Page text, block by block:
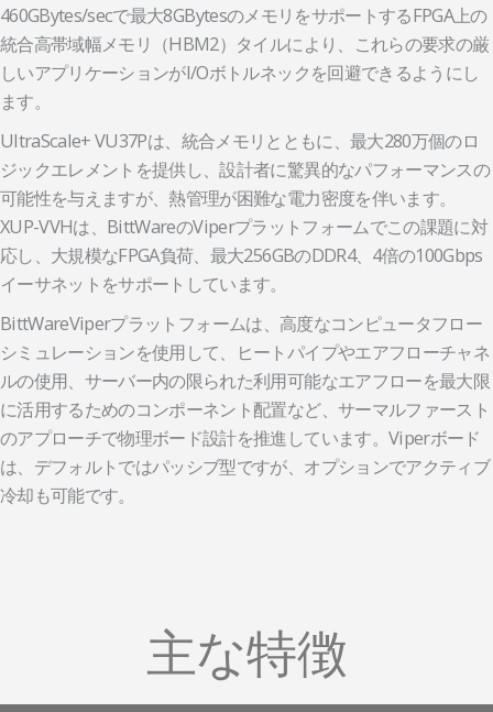
460GBytes/secで最大8GBytesのメモリをサポートするFPGA上の
統合高帯域幅メモリ（HBM2）タイルにより、これらの要求の厳
しいアプリケーションがI/Oボトルネックを回避できるようにし
ます。
UltraScale+ VU37Pは、統合メモリとともに、最大280万個のロ
ジックエレメントを提供し、設計者に驚異的なパフォーマンスの
可能性を与えますが、熱管理が困難な電力密度を伴います。
XUP-VVHは、BittWareのViperプラットフォームでこの課題に対
応し、大規模なFPGA負荷、最大256GBのDDR4、4倍の100Gbps
イーサネットをサポートしています。
BittWareViperプラットフォームは、高度なコンピュータフロー
シミュレーションを使用して、ヒートパイプやエアフローチャネ
ルの使用、サーバー内の限られた利用可能なエアフローを最大限
に活用するためのコンポーネント配置など、サーマルファースト
のアプローチで物理ボード設計を推進しています。Viperボード
は、デフォルトではパッシブ型ですが、オプションでアクティブ
冷却も可能です。
主な特徴